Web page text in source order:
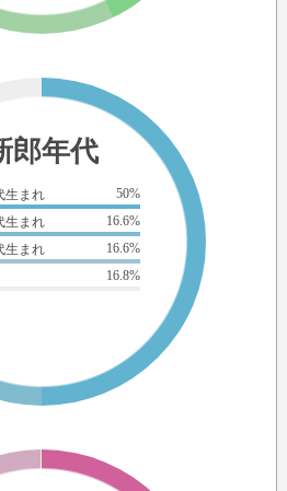
郎年代
生まれ
50%
生まれ
16.6%
生まれ
16.6%
16.8%